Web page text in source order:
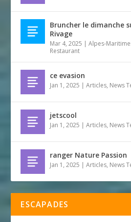
Bruncher le dimanche
Rivage
Mar 4, 2025 |Alpes-
Restaurant
ce evasion
Jan 1, 2025 |Articles, News
jetscool
Jan 1, 2025 |Articles, News
ranger Nature Passion
Jan 1, 2025 |Articles, News
ESCAPADES